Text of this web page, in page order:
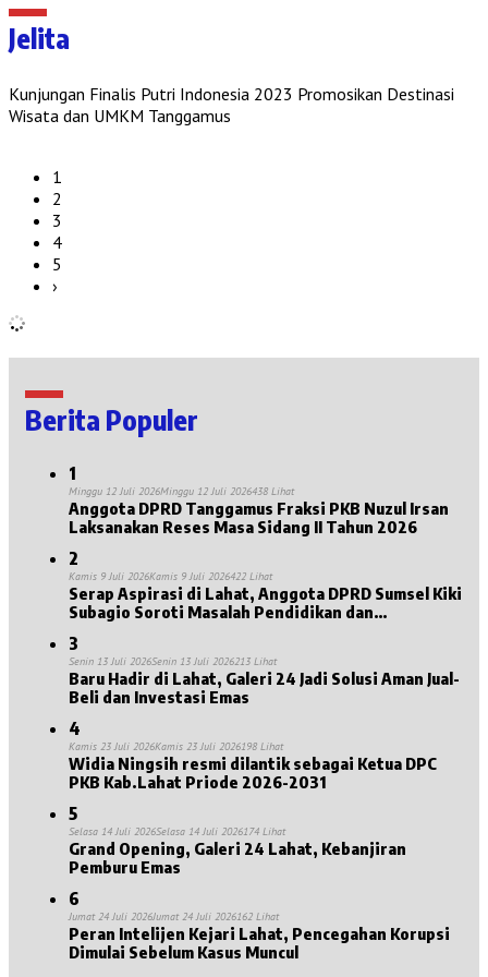
Jelita
Kunjungan Finalis Putri Indonesia 2023 Promosikan Destinasi
Wisata dan UMKM Tanggamus
1
2
3
4
5
›
Berita Populer
1
Minggu 12 Juli 2026Minggu 12 Juli 2026438 Lihat
Anggota DPRD Tanggamus Fraksi PKB Nuzul Irsan
Laksanakan Reses Masa Sidang II Tahun 2026
2
Kamis 9 Juli 2026Kamis 9 Juli 2026422 Lihat
Serap Aspirasi di Lahat, Anggota DPRD Sumsel Kiki
Subagio Soroti Masalah Pendidikan dan
3
Senin 13 Juli 2026Senin 13 Juli 2026213 Lihat
Baru Hadir di Lahat, Galeri 24 Jadi Solusi Aman Jual-
Beli dan Investasi Emas
4
Kamis 23 Juli 2026Kamis 23 Juli 2026198 Lihat
Widia Ningsih resmi dilantik sebagai Ketua DPC
PKB Kab.Lahat Priode 2026-2031
5
Selasa 14 Juli 2026Selasa 14 Juli 2026174 Lihat
Grand Opening, Galeri 24 Lahat, Kebanjiran
Pemburu Emas
6
Jumat 24 Juli 2026Jumat 24 Juli 2026162 Lihat
Peran Intelijen Kejari Lahat, Pencegahan Korupsi
Dimulai Sebelum Kasus Muncul